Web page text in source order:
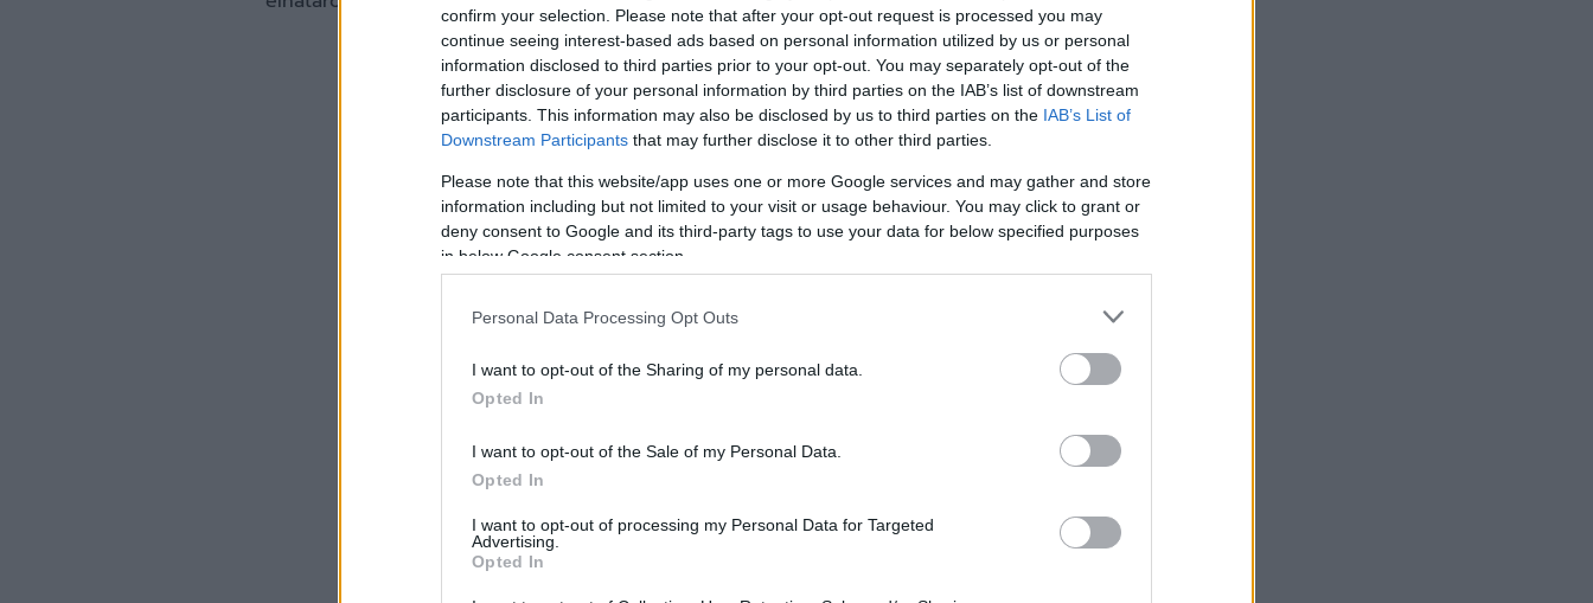
confirm your selection. Please note that after your opt-out request is processed you may
continue seeing interest-based ads based on personal information utilized by us or personal
information disclosed to third parties prior to your opt-out. You may separately opt-out of the
further disclosure of your personal information by third parties on the IAB’s list of downstream
participants. This information may also be disclosed by us to third parties on the IAB’s List of
Downstream Participants that may further disclose it to other third parties.
Please note that this website/app uses one or more Google services and may gather and store
information including but not limited to your visit or usage behaviour. You may click to grant or
deny consent to Google and its third-party tags to use your data for below specified purposes
in below Google consent section.
Personal Data Processing Opt Outs
I want to opt-out of the Sharing of my personal data.
Opted In
I want to opt-out of the Sale of my Personal Data.
Opted In
I want to opt-out of processing my Personal Data for Targeted
Advertising.
Opted In